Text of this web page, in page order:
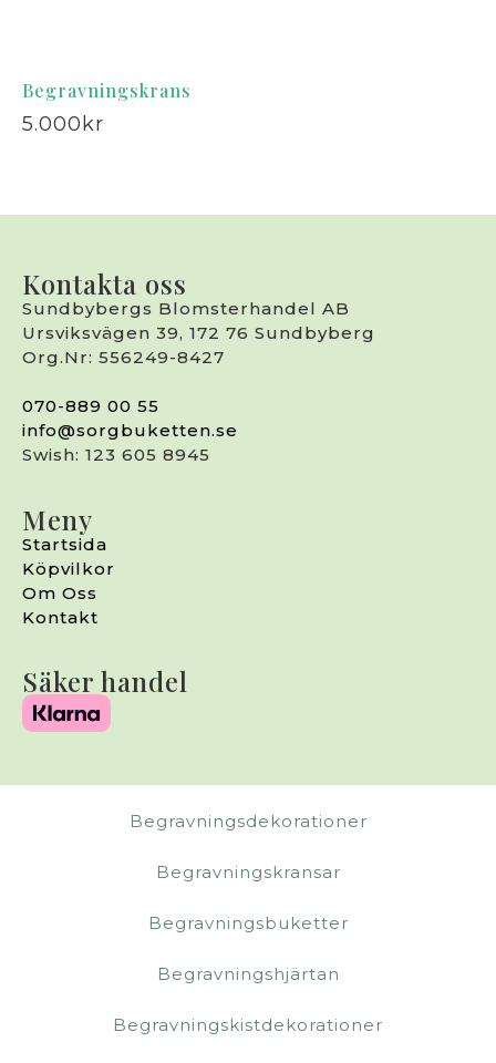
Begravningskrans
5.000 kr
Kontakta oss
Sundbybergs Blomsterhandel AB
Ursviksvägen 39, 172 76 Sundbyberg
Org.Nr: 556249-8427
070-889 00 55
info@sorgbuketten.se
Swish: 123 605 8945
Meny
Startsida
Köpvilkor
Om Oss
Kontakt
Säker handel
Begravningsdekorationer
Begravningskransar
Begravningsbuketter
Begravningshjärtan
Begravningskistdekorationer